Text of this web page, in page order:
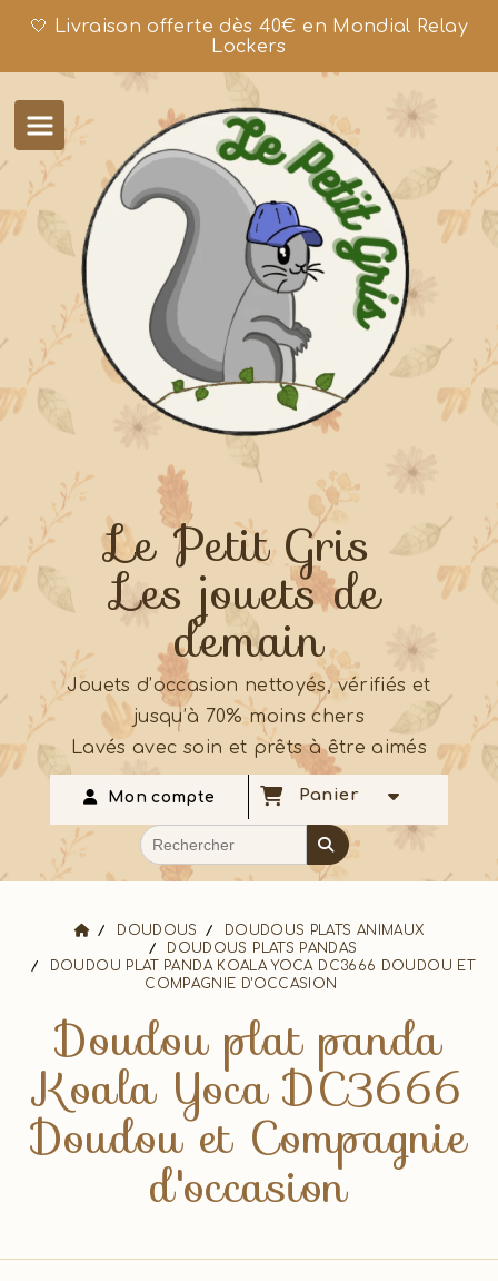
🤍 Livraison offerte dès 40€ en Mondial Relay
Lockers
Le Petit Gris
Les jouets de
demain
Jouets d’occasion nettoyés, vérifiés et
jusqu’à 70% moins chers
Lavés avec soin et prêts à être aimés
Mon compte Panier
DOUDOUS
DOUDOUS PLATS ANIMAUX
DOUDOUS PLATS PANDAS
DOUDOU PLAT PANDA KOALA YOCA DC3666 DOUDOU ET
COMPAGNIE D'OCCASION
Doudou plat panda
Koala Yoca DC3666
Doudou et Compagnie
d'occasion